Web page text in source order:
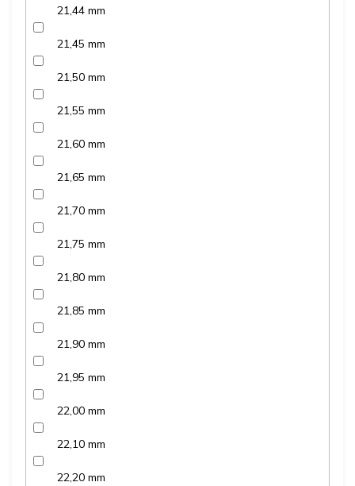
21,44 mm
21,45 mm
21,50 mm
21,55 mm
21,60 mm
21,65 mm
21,70 mm
21,75 mm
21,80 mm
21,85 mm
21,90 mm
21,95 mm
22,00 mm
22,10 mm
22,20 mm